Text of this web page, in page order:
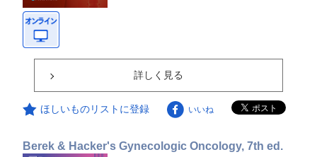
詳しく見る
ほしいものリストに登録 いいね
Berek & Hacker's Gynecologic Oncology, 7th ed.